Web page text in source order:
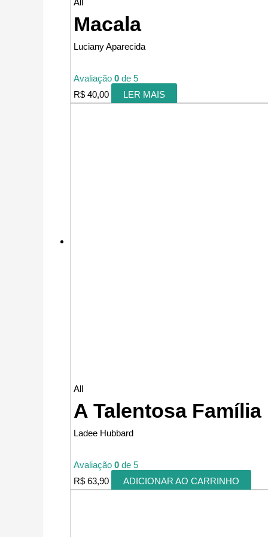
Macala
Luciany Aparecida
Avaliação 0 de 5
R$ 40,00 LER MAIS
All
A Talentosa
Ladee Hubbard
Avaliação 0 de 5
R$ 63,90 ADICIONAR AO CARRINHO